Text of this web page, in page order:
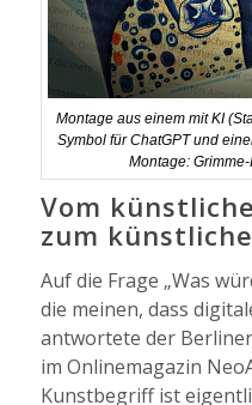
Montage aus einem mit KI
Symbol für ChatGPT und
Montage:
Vom
zum
Auf die Frage „Was
die meinen, dass
antwortete der
im Onlinemagazin
Kunstbegriff ist